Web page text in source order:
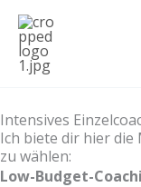
Zum
Inhalt
springen
Intensives
Ich biete dir hier die
zu wählen:
Low-Budget-